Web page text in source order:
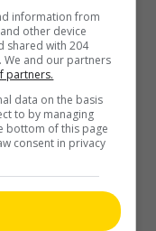
information from
other device
shared with 204
We and our partners
partners.
data on the basis
to by managing
bottom of this page
consent in privacy